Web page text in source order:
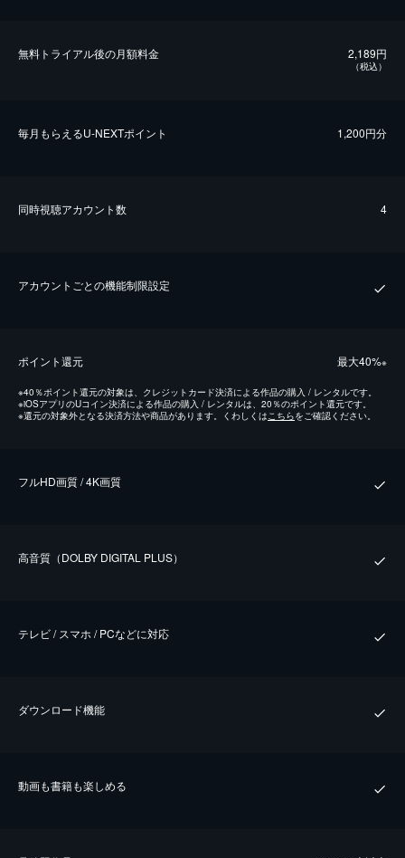
無料トライアル後の⽉額料金 2,189円
（税込）
毎⽉もらえるU-NEXTポイント 1,200円分
同時視聴アカウント数 4
アカウントごとの機能制限設定
ポイント還元 最⼤40%※
※40％ポイント還元の対象は、クレジットカード決済による作品の購入 / レンタルです。
※iOSアプリのUコイン決済による作品の購入 / レンタルは、20％のポイント還元です。
※還元の対象外となる決済方法や商品があります。くわしくはこちらをご確認ください。
フルHD画質 / 4K画質
⾼⾳質（DOLBY DIGITAL PLUS）
テレビ / スマホ / PCなどに対応
ダウンロード機能
動画も書籍も楽しめる